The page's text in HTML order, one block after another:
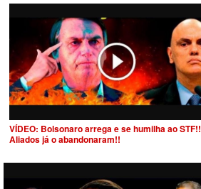
VÍDEO: Bolsonaro arrega e se humilha ao STF!!
Aliados já o abandonaram!!